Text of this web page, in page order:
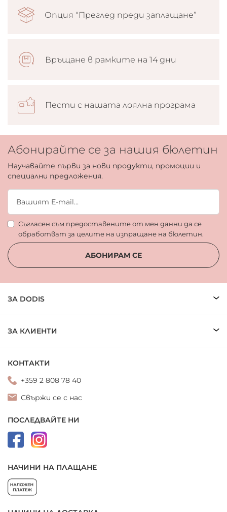
Опция “Преглед преди заплащане”
Връщане в рамките на 14 дни
Пести с нашата лоялна програма
Абонирайте се за нашия бюлетин
Научавайте първи за нови продукти, промоции и
специални предложения.
Съгласен съм предоставените от мен данни да се
обработват за целите на изпращане на бюлетин.
АБОНИРАМ СЕ
ЗА DODIS
ЗА КЛИЕНТИ
КОНТАКТИ
+359 2 808 78 40
Свържи се с нас
ПОСЛЕДВАЙТЕ НИ
НАЧИНИ НА ПЛАЩАНЕ